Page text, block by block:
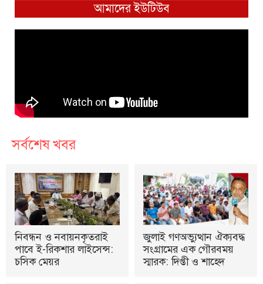
আমাদের ইউটিউব
সর্বশেষ খবর
নিবন্ধন ও নবায়নকৃতরাই
পাবে ই-রিকশার লাইসেন্স:
চসিক মেয়র
জুলাই গণঅভ্যুত্থান ঐক্যবদ্ধ
সংগ্রামের এক গৌরবময়
স্মারক: দিপ্তী ও শাহেদ